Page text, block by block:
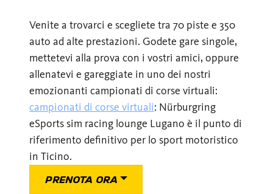
Venite a trovarci e scegliete tra 70 piste e 350
auto ad alte prestazioni. Godete gare singole,
mettetevi alla prova con i vostri amici, oppure
allenatevi e gareggiate in uno dei nostri
emozionanti campionati di corse virtuali:
campionati di corse virtuali: Nürburgring
eSports sim racing lounge Lugano è il punto di
riferimento definitivo per lo sport motoristico
in Ticino.
PRENOTA ORA